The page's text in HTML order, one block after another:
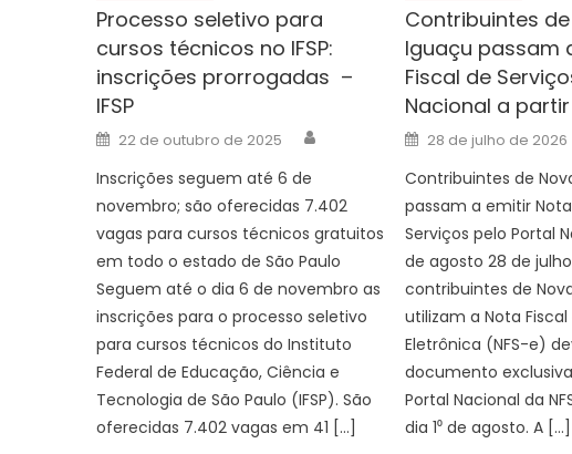
Processo seletivo para
cursos técnicos no IFSP:
inscrições prorrogadas –
IFSP
Posted
on
22 de outubro de 2025
Inscrições seguem até 6 de
novembro; são oferecidas 7.402
vagas para cursos técnicos gratuitos
em todo o estado de São Paulo
Seguem até o dia 6 de novembro as
inscrições para o processo seletivo
para cursos técnicos do Instituto
Federal de Educação, Ciência e
Tecnologia de São Paulo (IFSP). São
oferecidas 7.402 vagas em 41 […]
Contribuintes
Iguaçu passam
Fiscal de
Nacional a
Posted
on
28 de julho de 2026
Contribuintes de
passam a emitir
Serviços pelo Portal
de agosto 28 de
contribuintes de
utilizam a Nota Fiscal
Eletrônica (NFS-e)
documento
Portal Nacional da
dia 1⁰ de agosto. A […]